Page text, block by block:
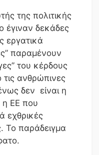
της πολιτικής
έγιναν δεκάδες
εργατικά
παραμένουν
του κέρδους
ανθρώπινες
δεν είναι η
η ΕΕ που
εχθρικές
Το παράδειγμα